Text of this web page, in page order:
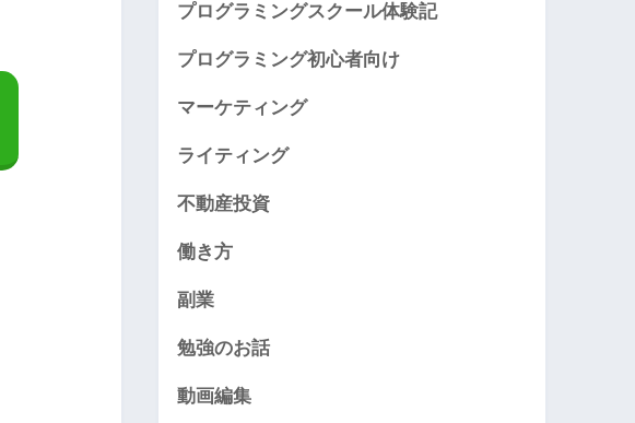
プログラミングスクール体験記
プログラミング初心者向け
マーケティング
ライティング
不動産投資
働き方
副業
勉強のお話
動画編集